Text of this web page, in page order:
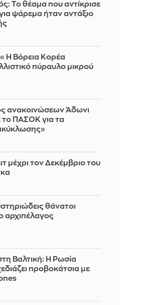
Το θέαμα που αντίκρισε
ψάρεμα ήταν αντάξιο
Βόρεια Κορέα
πύραυλο μικρού
ανακοινώσεων Άδωνι
το ΠΑΣΟΚ για τα
μέχρι τον Δεκέμβριο του
θάνατοι
αρχιπέλαγος
Βαλτική: Η Ρωσία
προβοκάτσια με